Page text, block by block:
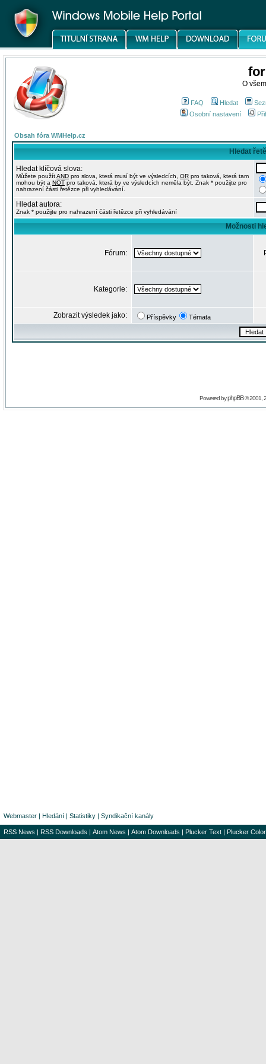
O
FAQ Hledat
Osobní nastavení
Obsah fóra WMHelp.cz
Hledat
Hledat klíčová slova:
Můžete použítAND pro slova, která musí být ve výsledcích, OR pro taková, která tam
mohou být a NOT pro taková, která by ve výsledcích neměla být. Znak * použijte pro
nahrazení části řetězce při vyhledávání.
Hledat autora:
Znak * použijte pro nahrazení části řetězce při vyhledávání
Možnosti
Fórum:
Kategorie:
Zobrazit výsledek jako: Příspěvky Témata
Powered byphpBB© 2001,
Webmaster | Hledání | Statistiky | Syndikační kanály
RSS News | RSS Downloads | Atom News | Atom Downloads | Plucker Text | Plucker Color